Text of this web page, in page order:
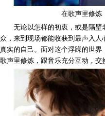
在歌声里修炼
无论以怎样的初衷，或是隔
众，来到现场都能收获到最声入
真实的自己。面对这个浮躁的世
歌声里修炼，跟音乐充分互动，交